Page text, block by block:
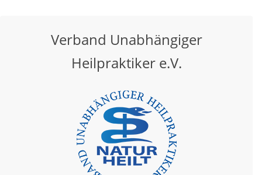
Verband Unabhängiger
Heilpraktiker e.V.